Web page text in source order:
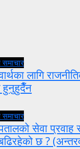
लागि
हुनुहुदैँन
सेवा प्रवाह
छ ?